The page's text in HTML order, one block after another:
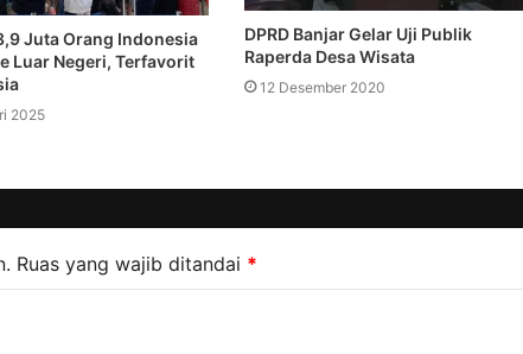
Juta Orang Indonesia
Luar Negeri, Terfavorit
2025
DPRD Banjar Gelar Uji Publik
Raperda Desa Wisata
12 Desember 2020
Ruas yang wajib ditandai *